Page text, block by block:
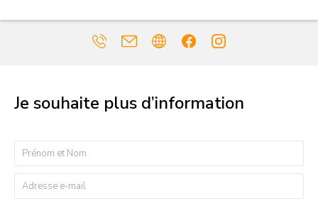
Je souhaite plus d’information